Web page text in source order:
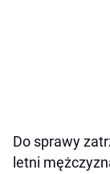
Do sprawy
letni